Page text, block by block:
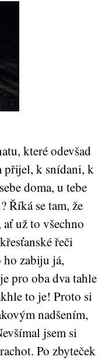
které odevšad
přijel, k snídani, k
doma, u tebe
Říká se tam, že
už to všechno
řeči
ho zabiju já,
pro oba dva tahle
to je! Proto si
nadšením,
jsem si
Po zbyteček